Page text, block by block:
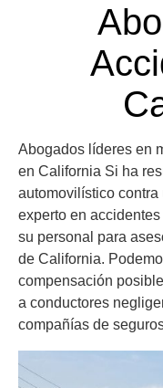
Abogados líderes en
en California Si ha
automovilístico
experto en
su personal para
de California.
compensación
a conductores
compañías de